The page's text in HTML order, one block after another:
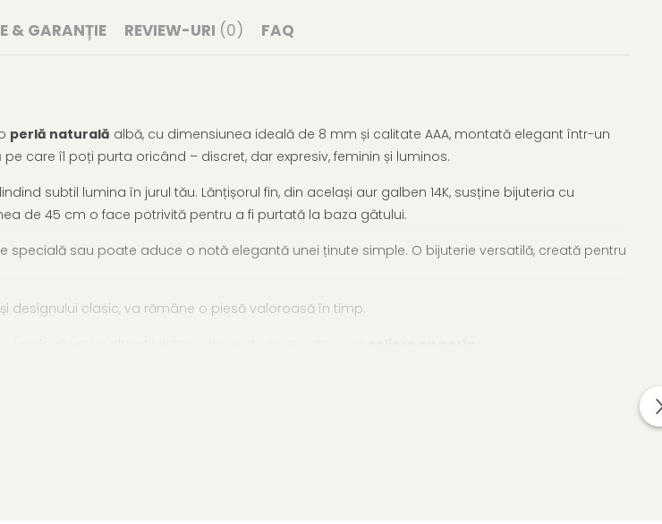
& GARANȚIE REVIEW-URI (0) FAQ
perlă naturală albă, cu dimensiunea ideală de 8 mm și calitate AAA, montată elegant într-un
pe care îl poți purta oricând – discret, dar expresiv, feminin și luminos.
subtil lumina în jurul tău. Lănțișorul fin, din același aur galben 14K, susține bijuteria cu
de 45 cm o face potrivită pentru a fi purtată la baza gâtului.
sau poate aduce o notă elegantă unei ținute simple. O bijuterie versatilă, creată pentru
designului clasic, va rămâne o piesă valoroasă în timp.